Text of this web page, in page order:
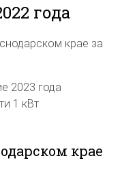
года
крае за
2023 года
1 кВт
крае